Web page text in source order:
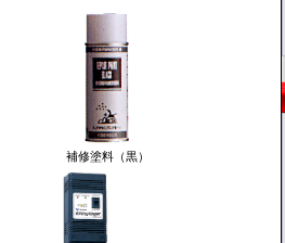
補修塗料（黒）